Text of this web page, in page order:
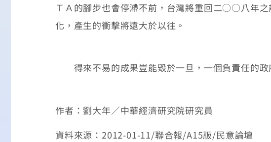
ＴＡ的腳步也會停滯不前，台灣將重回二○○八年
化，產生的衝擊將遠大於以往。
得來不易的成果豈能毀於一旦，一個負責任的政
作者：劉大年／中華經濟研究院研究員
資料來源：2012-01-11/聯合報/A15版/民意論壇